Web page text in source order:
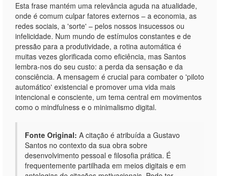
Esta frase mantém uma relevância aguda na atualidade,
onde é comum culpar fatores externos – a economia, as
redes sociais, a 'sorte' – pelos nossos insucessos ou
infelicidade. Num mundo de estímulos constantes e de
pressão para a produtividade, a rotina automática é
muitas vezes glorificada como eficiência, mas Santos
lembra-nos do seu custo: a perda da sensação e da
consciência. A mensagem é crucial para combater o 'piloto
automático' existencial e promover uma vida mais
intencional e consciente, um tema central em movimentos
como o mindfulness e o minimalismo digital.
Fonte Original: A citação é atribuída a Gustavo
Santos no contexto da sua obra sobre
desenvolvimento pessoal e filosofia prática. É
frequentemente partilhada em meios digitais e em